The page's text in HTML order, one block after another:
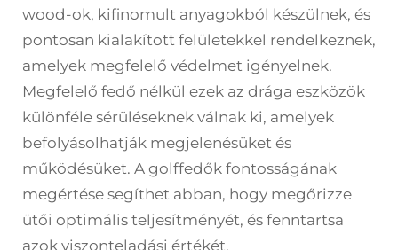
wood-ok, kifinomult anyagokból készülnek, és
pontosan kialakított felületekkel rendelkeznek,
amelyek megfelelő védelmet igényelnek.
Megfelelő fedő nélkül ezek az drága eszközök
különféle sérüléseknek válnak ki, amelyek
befolyásolhatják megjelenésüket és
működésüket. A golffedők fontosságának
megértése segíthet abban, hogy megőrizze
ütői optimális teljesítményét, és fenntartsa
azok viszonteladási értékét.